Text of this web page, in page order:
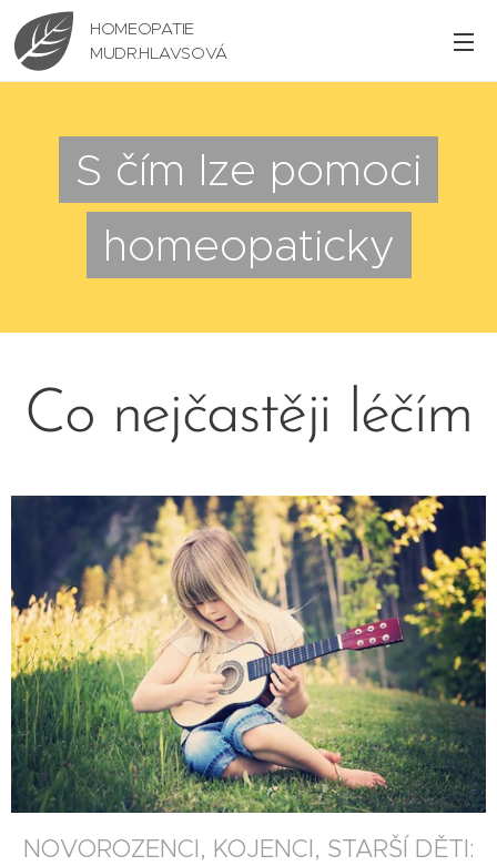
HOMEOPATIE
MUDR.HLAVSOVÁ
S čím lze pomoci
homeopaticky
Co nejčastěji léčím
NOVOROZENCI, KOJENCI, STARŠÍ DĚTI: